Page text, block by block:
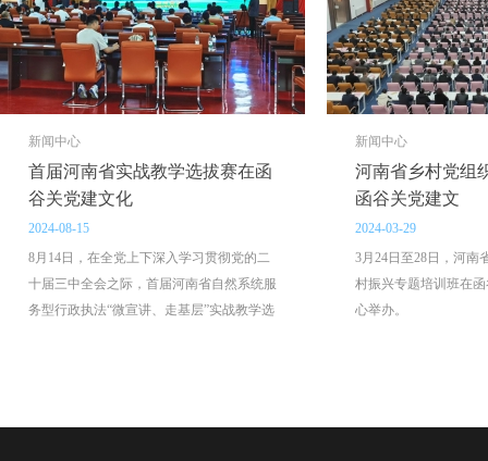
新闻中心
河南省乡村党组织书记培训班在
函谷关党建文
2024-03-29
3月24日至28日，河南省乡村党组织书记乡
村振兴专题培训班在函谷关党建文化交流中
心举办。
新闻中心
“百名院士进民
举办
2023-12-01
11月26日，以“科技赋
展”为主题的“百名院
动，在函谷关党建文